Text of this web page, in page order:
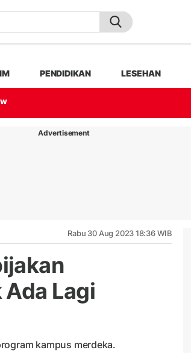
PENDIDIKAN LESEHAN
Advertisement
Rabu 30 Aug 2023 18:36 WIB
Lagi
kampus merdeka.